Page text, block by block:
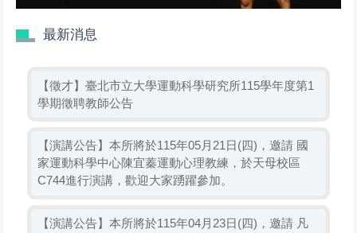
最新消息
【徵才】臺北市立大學運動科學研究所115學年度第1
學期徵聘教師公告
【演講公告】本所將於115年05月21日(四)，邀請 國
家運動科學中心陳宜蓁運動心理教練，於天母校區
C744進行演講，歡迎大家踴躍參加。
【演講公告】本所將於115年04月23日(四)，邀請 凡